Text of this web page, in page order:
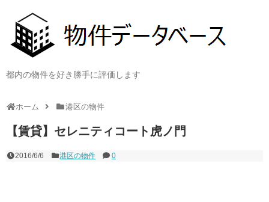
都内の物件を好き勝手に評価します
ホーム 港区の物件
【賃貸】セレニティコート虎ノ門
2016/6/6 港区の物件 0